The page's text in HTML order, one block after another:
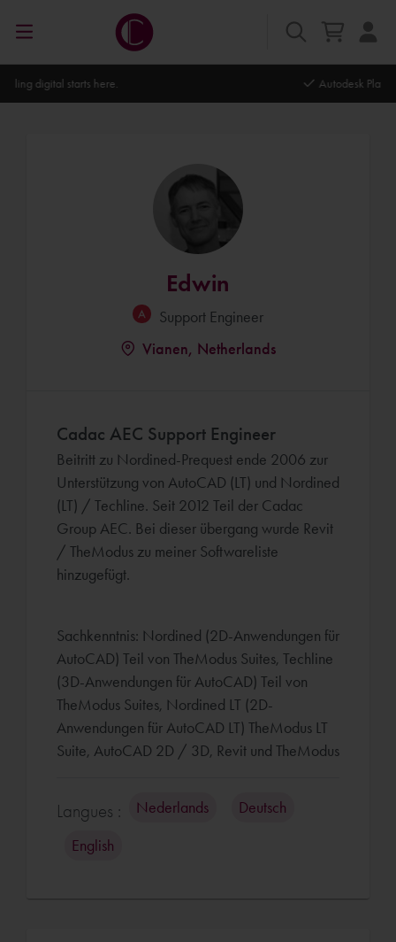
Autodesk Platinum Partner
Edwin
Support Engineer
Vianen, Netherlands
Cadac AEC Support Engineer
Beitritt zu Nordined-Prequest ende 2006 zur
Unterstützung von AutoCAD (LT) und Nordined
(LT) / Techline. Seit 2012 Teil der Cadac
Group AEC. Bei dieser übergang wurde Revit
/ TheModus zu meiner Softwareliste
hinzugefügt.
Sachkenntnis: Nordined (2D-Anwendungen für
AutoCAD) Teil von TheModus Suites, Techline
(3D-Anwendungen für AutoCAD) Teil von
TheModus Suites, Nordined LT (2D-
Anwendungen für AutoCAD LT) TheModus LT
Suite, AutoCAD 2D / 3D, Revit und TheModus
Langues : Nederlands Deutsch
English